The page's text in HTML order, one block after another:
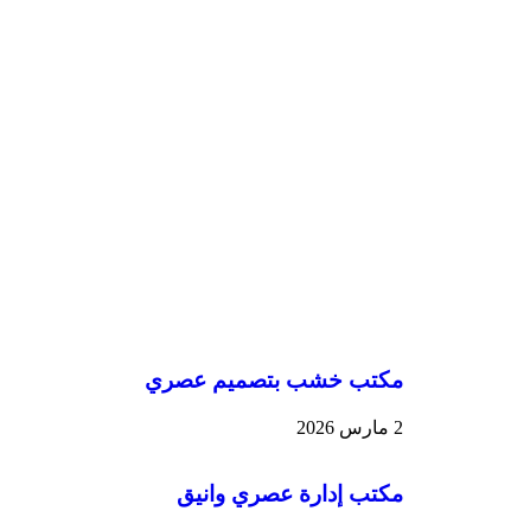
مكتب خشب بتصميم عصري
2 مارس 2026
مكتب إدارة عصري وانيق